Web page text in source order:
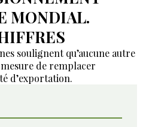
MONDIAL.
soulignent qu’aucune autre
de remplacer
d’exportation.